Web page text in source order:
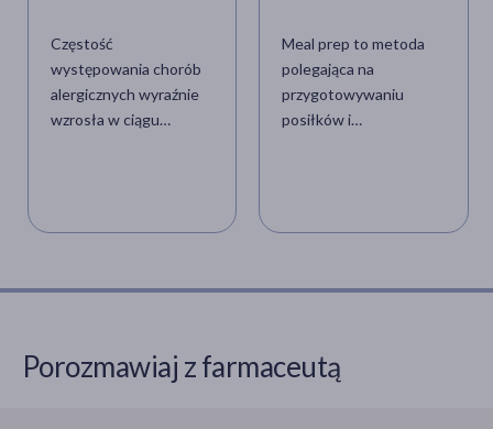
Częstość
występowania chorób
alergicznych wyraźnie
wzrosła w ciągu
żywieniowe uległy
40 lat, co sprawia, że
Meal prep to metoda
polegająca na
przygotowywaniu
posiłków i
kształtowanie
żywieniowych,
Porozmawiaj z farmaceutą